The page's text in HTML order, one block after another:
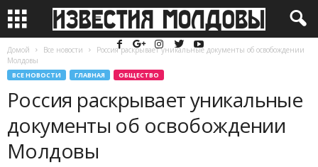
Домой Все новости
Россия раскрывает уникальные документы об освобождении
Молдовы
ВСЕ НОВОСТИ ГЛАВНАЯ ОБЩЕСТВО
Россия раскрывает уникальные
документы об освобождении
Молдовы